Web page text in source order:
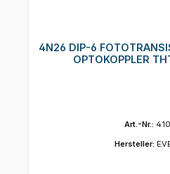
4N26 DIP-6
OPTOKOPPLER
Art.-Nr.:
Hersteller: